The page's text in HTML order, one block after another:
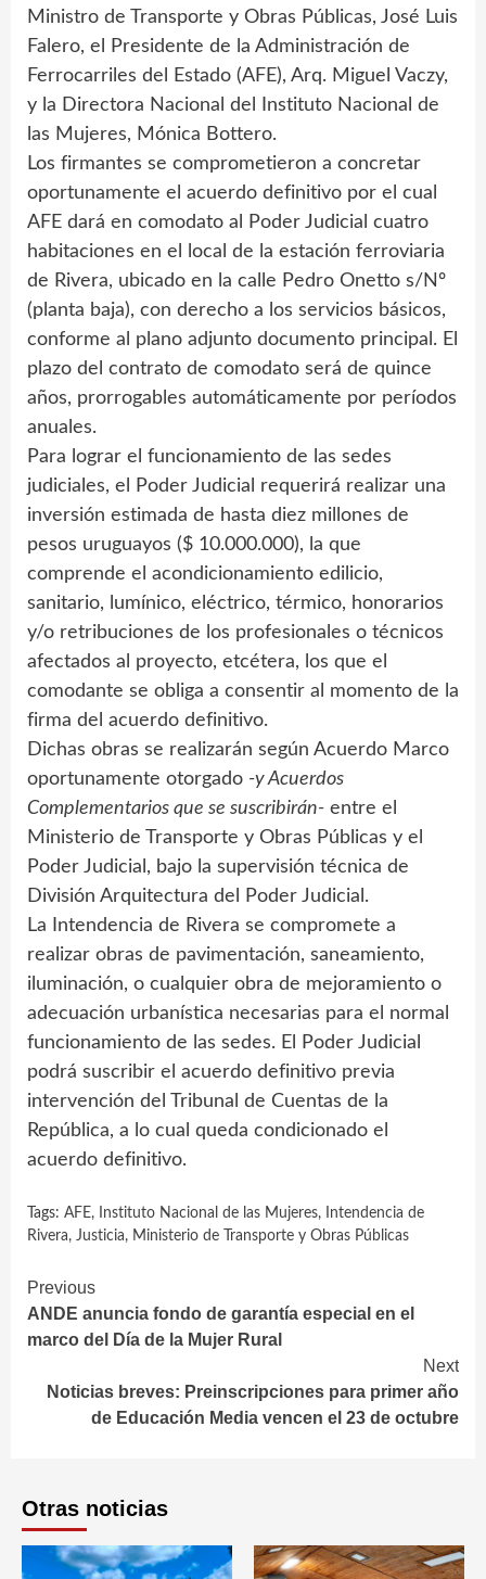
Ministro de Transporte y Obras Públicas, José Luis
Falero, el Presidente de la Administración de
Ferrocarriles del Estado (AFE), Arq. Miguel Vaczy,
y la Directora Nacional del Instituto Nacional de
las Mujeres, Mónica Bottero.
Los firmantes se comprometieron a concretar
oportunamente el acuerdo definitivo por el cual
AFE dará en comodato al Poder Judicial cuatro
habitaciones en el local de la estación ferroviaria
de Rivera, ubicado en la calle Pedro Onetto s/Nº
(planta baja), con derecho a los servicios básicos,
conforme al plano adjunto documento principal. El
plazo del contrato de comodato será de quince
años, prorrogables automáticamente por períodos
anuales.
Para lograr el funcionamiento de las sedes
judiciales, el Poder Judicial requerirá realizar una
inversión estimada de hasta diez millones de
pesos uruguayos ($ 10.000.000), la que
comprende el acondicionamiento edilicio,
sanitario, lumínico, eléctrico, térmico, honorarios
y/o retribuciones de los profesionales o técnicos
afectados al proyecto, etcétera, los que el
comodante se obliga a consentir al momento de la
firma del acuerdo definitivo.
Dichas obras se realizarán según Acuerdo Marco
oportunamente otorgado -y Acuerdos
Complementarios que se suscribirán- entre el
Ministerio de Transporte y Obras Públicas y el
Poder Judicial, bajo la supervisión técnica de
División Arquitectura del Poder Judicial.
La Intendencia de Rivera se compromete a
realizar obras de pavimentación, saneamiento,
iluminación, o cualquier obra de mejoramiento o
adecuación urbanística necesarias para el normal
funcionamiento de las sedes. El Poder Judicial
podrá suscribir el acuerdo definitivo previa
intervención del Tribunal de Cuentas de la
República, a lo cual queda condicionado el
acuerdo definitivo.
Tags: AFE, Instituto Nacional de las Mujeres,
Intendencia de
Rivera, Justicia, Ministerio de Transporte y Obras Públicas
Continue
Reading
Previous
ANDE anuncia fondo de garantía especial en el
marco del Día de la Mujer Rural
Next
Noticias breves: Preinscripciones para primer año
de Educación Media vencen el 23 de octubre
Otras noticias